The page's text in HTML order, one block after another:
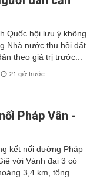
Quốc hội lưu ý không
Nhà nước thu hồi đất
theo giá trị trước...
21 giờ trước
Pháp Vân -
kết nối đường Pháp
với Vành đai 3 có
3,4 km, tổng...